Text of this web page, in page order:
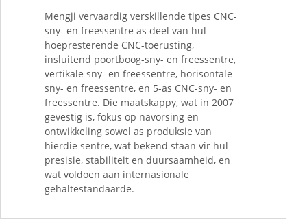
Mengji vervaardig verskillende tipes CNC-
sny- en freessentre as deel van hul
hoëpresterende CNC-toerusting,
insluitend poortboog-sny- en freessentre,
vertikale sny- en freessentre, horisontale
sny- en freessentre, en 5-as CNC-sny- en
freessentre. Die maatskappy, wat in 2007
gevestig is, fokus op navorsing en
ontwikkeling sowel as produksie van
hierdie sentre, wat bekend staan vir hul
presisie, stabiliteit en duursaamheid, en
wat voldoen aan internasionale
gehaltestandaarde.